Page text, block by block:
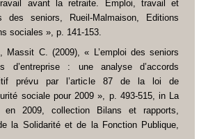
avant la retraite. Emploi, travail et
des seniors, Rueil-Malmaison, Editions
sociales », p. 141-153.
Massit C. (2009), « L’emploi des seniors
d’entreprise : une analyse d’accords
prévu par l’article 87 de la loi de
sociale pour 2009 », p. 493-515, in La
en 2009, collection Bilans et rapports,
la Solidarité et de la Fonction Publique,